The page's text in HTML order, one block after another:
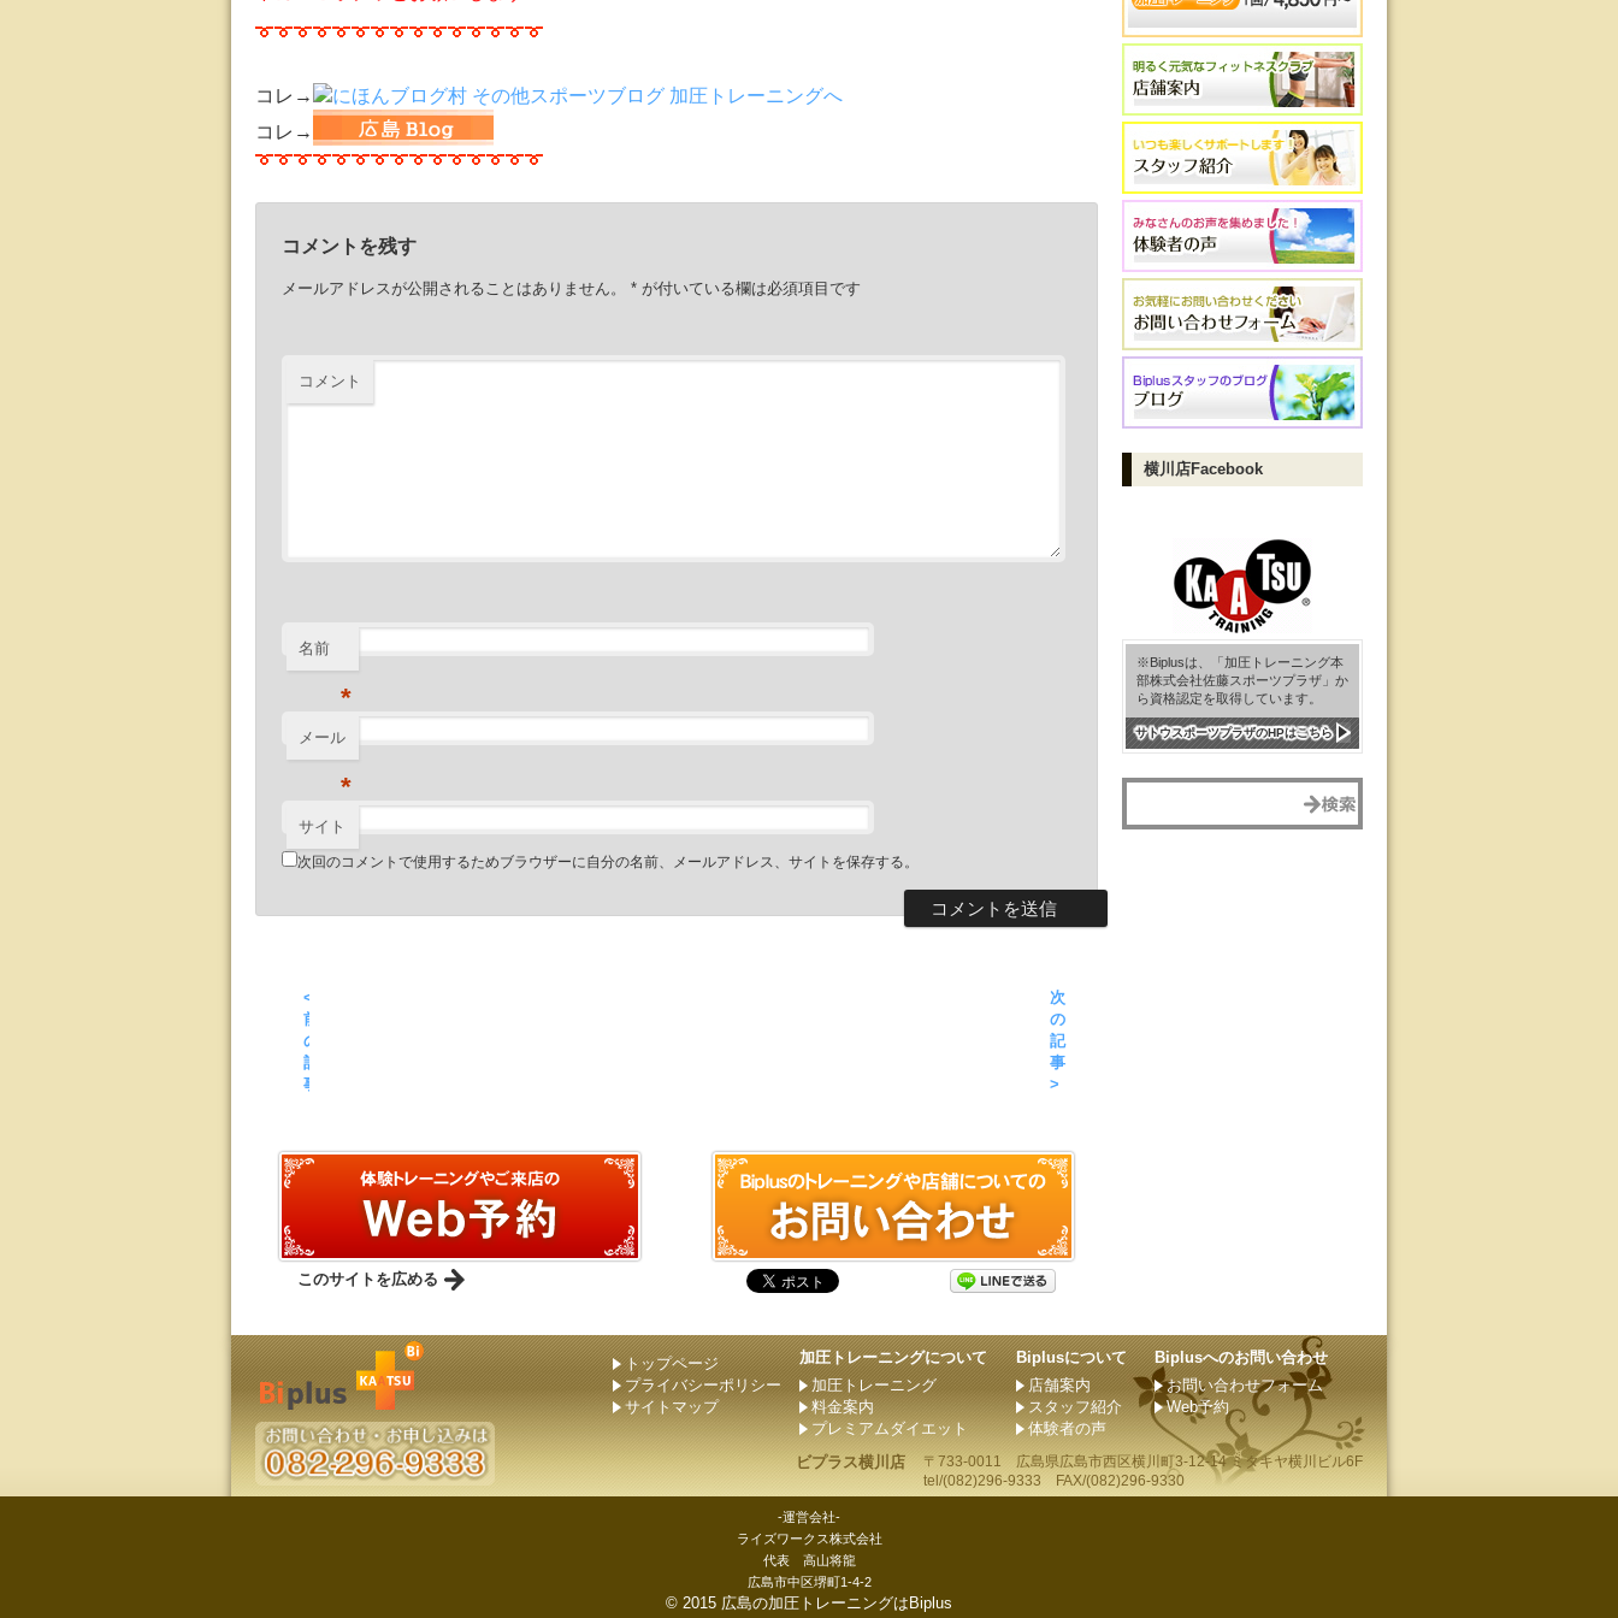
コレ→
コレ→
コメントを残す
メールアドレスが公開されることはありません。 * が付いている欄は必須項目です
コメント
名前
*
メール
*
サイト
次回のコメントで使用するためブラウザーに自分の名前、メールアドレス、サイトを保存する。
<
前
の
記
事
次
の
記
事
>
このサイトを広める
横川店Facebook
※Biplusは、「加圧トレーニング本
部株式会社佐藤スポーツプラザ」か
ら資格認定を取得しています。
サトウスポーツプラザのHPはこちら
トップページ
プライバシーポリシー
サイトマップ
加圧トレーニングについて
加圧トレーニング
料金案内
プレミアムダイエット
Biplusについて
店舗案内
スタッフ紹介
体験者の声
Biplusへのお問い合わせ
お問い合わせフォーム
Web予約
ビプラス横川店 〒733-0011 広島県広島市西区横川町3-12-14 ミタキヤ横川ビル6F
tel/(082)296-9333 FAX/(082)296-9330
-運営会社-
ライズワークス株式会社
代表 高山将龍
広島市中区堺町1-4-2
© 2015 広島の加圧トレーニングはBiplus